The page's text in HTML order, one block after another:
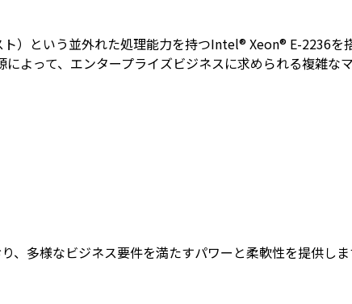
）という並外れた処理能力を持つIntel® Xeon® E-2236
によって、エンタープライズビジネスに求められる複雑
多様なビジネス要件を満たすパワーと柔軟性を提供しま